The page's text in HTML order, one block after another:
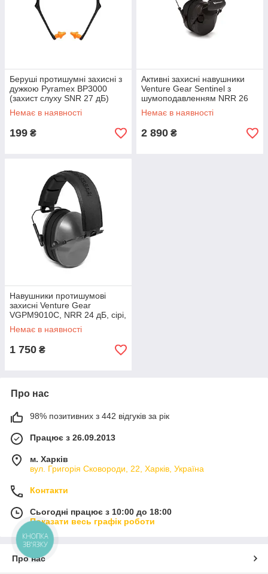
Беруші протишумні захисні з
дужкою Pyramex BP3000
(захист слуху SNR 27 дБ)
Немає в наявності
199 ₴
Активні захисні навушники
Venture Gear Sentinel з
шумоподавленням NRR 26
дБ (чорні)
Немає в наявності
2 890 ₴
Навушники протишумові
захисні Venture Gear
VGPM9010C, NRR 24 дБ, сірі,
з берушами в комплекті.
Немає в наявності
1 750 ₴
Про нас
98% позитивних з 442 відгуків за рік
Працює з 26.09.2013
м. Харків
вул. Григорія Сковороди, 22, Харків, Україна
Контакти
Сьогодні працює з 10:00 до 18:00
Показати весь графік роботи
Про нас
КНОПКА
ЗВ'ЯЗКУ